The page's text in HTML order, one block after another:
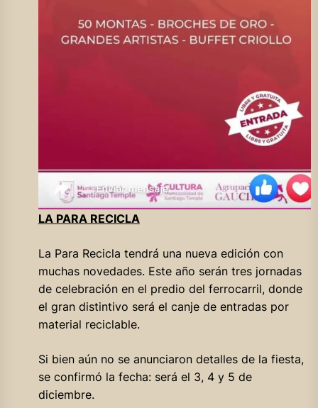
LA PARA RECICLA
La Para Recicla tendrá una nueva edición con
muchas novedades. Este año serán tres jornadas
de celebración en el predio del ferrocarril, donde
el gran distintivo será el canje de entradas por
material reciclable.
Si bien aún no se anunciaron detalles de la fiesta,
se confirmó la fecha: será el 3, 4 y 5 de
diciembre.